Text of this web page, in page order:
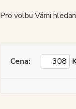
Pro volbu Vámi
Cena: